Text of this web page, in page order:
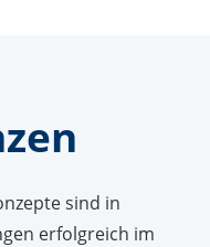
sind in
erfolgreich im